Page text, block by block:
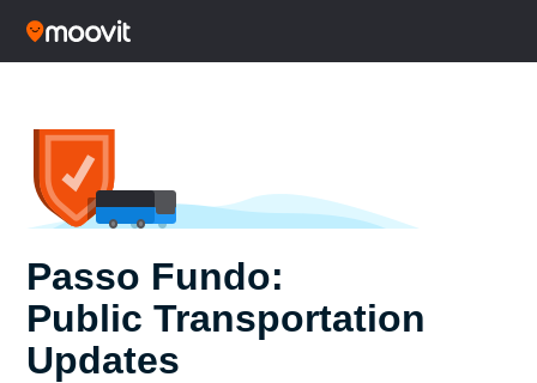
Passo Fundo:
Public Transportation
Updates